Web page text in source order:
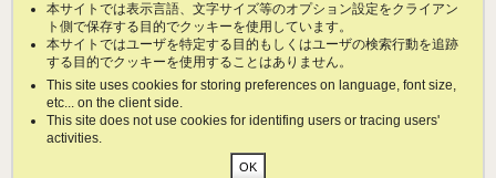
本サイトでは表示言語、文字サイズ等のオプション設定をクライアン
ト側で保存する目的でクッキーを使用しています。
本サイトではユーザを特定する目的もしくはユーザの検索行動を追跡
する目的でクッキーを使用することはありません。
This site uses cookies for storing preferences on language, font size,
etc... on the client side.
This site does not use cookies for identifing users or tracing users'
activities.